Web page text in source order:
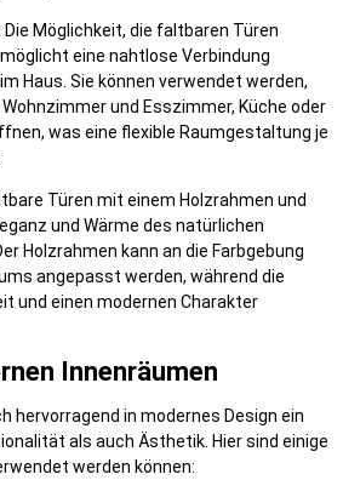
Die Möglichkeit, die faltbaren Türen
eine nahtlose Verbindung
Haus. Sie können verwendet werden,
und Esszimmer, Küche oder
was eine flexible Raumgestaltung je
Türen mit einem Holzrahmen und
und Wärme des natürlichen
Holzrahmen kann an die Farbgebung
angepasst werden, während die
und einen modernen Charakter
Innenräumen
hervorragend in modernes Design ein
als auch Ästhetik. Hier sind einige
werden können: